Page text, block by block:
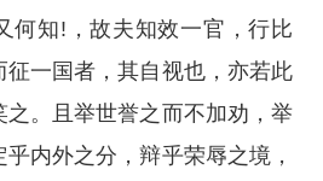
何知!，故夫知效一官，行比
一国者，其自视也，亦若此
。且举世誉之而不加劝，举
内外之分，辩乎荣辱之境，